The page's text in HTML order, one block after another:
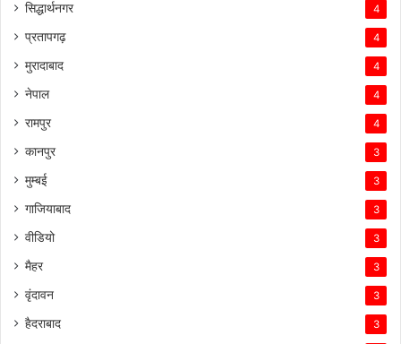
सिद्धार्थनगर 4
प्रतापगढ़ 4
मुरादाबाद 4
नेपाल 4
रामपुर 4
कानपुर 3
मुम्बई 3
गाजियाबाद 3
वीडियो 3
मैहर 3
वृंदावन 3
हैदराबाद 3